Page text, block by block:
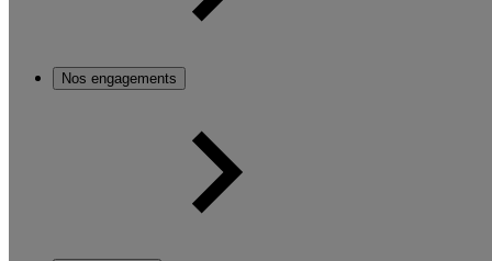
Nos engagements